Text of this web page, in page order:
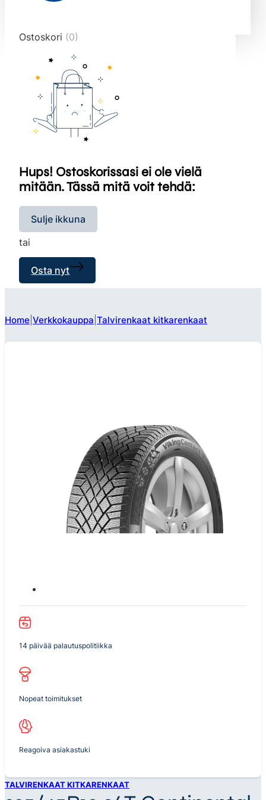
Ostoskori (0)
Hups! Ostoskorissasi ei ole vielä
mitään. Tässä mitä voit tehdä:
Sulje ikkuna
tai
Osta nyt
Home Verkkokauppa Talvirenkaat kitkarenkaat
14 päivää palautuspolitiikka
Nopeat toimitukset
Reagoiva asiakastuki
TALVIRENKAAT KITKARENKAAT